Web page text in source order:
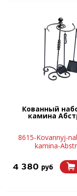
Кованный
камина
8615-Kovannyj-
kamina-
4 380 руб